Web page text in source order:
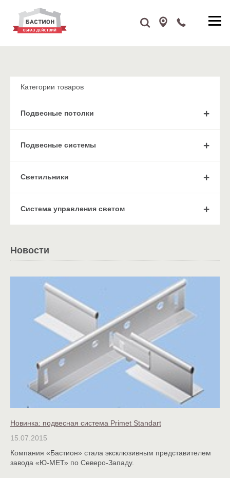
Категории товаров
Подвесные потолки
Подвесные системы
Cветильники
Система управления светом
Новости
Новинка: подвесная система Primet Standart
15.07.2015
Компания «Бастион» стала эксклюзивным представителем
завода «Ю-МЕТ» по Северо-Западу.